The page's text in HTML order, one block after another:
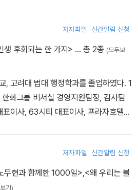
틸다' 등 초대형 뮤지컬 기획, 제작에 탁
퍼니를 뮤지컬의 중심으로 자리매김하
의 신', '렛미인', '더 플레이 댓 고우즈
', '푸르른 날에', '아버지와 나와 홍매
기초예술 발전을 위해 노력하고 있다.
광부 장관상), 대한민국 문화예술상(대
훈하고, 2014년 프로듀서로는 최초로
U-20 월드컵 개막식 총감독을 했다.
『세상에 없는 무대를 만들다』(2012),
제 전문지 <포춘>의 '2009 가장 영향
등 글로벌 여성 CEO로서 입지를 다져
인. 현재 미국과 중국 현지화에도 성공
을 오히려 사업 아이템으로, 아웃사이더
운 발상'으로 성공시킨 한경희식 비즈
는 '지속가능한' 21세기 경영의 모델이
하는 마케팅 전문가이자 치밀한 비즈
십의 모범이 되고 있다. 저서로『청소 안
저자파일 신간알림 신청
생 후회되는 한 가지> … 총 2종 (모두보
, 고려대 법대 행정학과를 졸업하였다. 1
화그룹 비서실 경영지원팀장, 감사팀
이사, 63시티 대표이사, 프라자호텔
저자파일 신간알림 신청
무현과 함께한 1000일>,<왜 우리는 불
기)